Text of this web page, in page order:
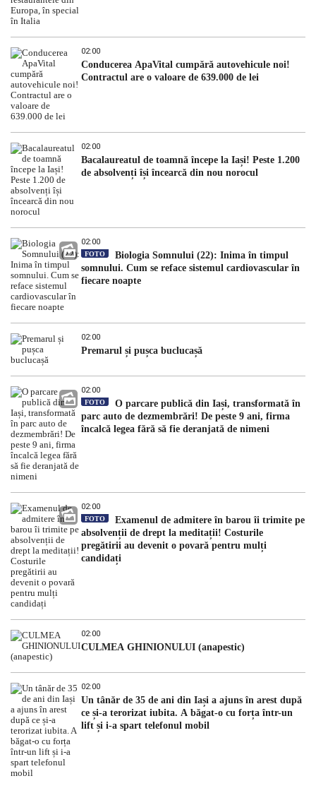
02:00
Conducerea ApaVital cumpără autovehicule noi!
Contractul are o valoare de 639.000 de lei
02:00
Bacalaureatul de toamnă începe la Iași! Peste 1.200
de absolvenți își încearcă din nou norocul
02:00
FOTO
Biologia Somnului (22): Inima în timpul
somnului. Cum se reface sistemul cardiovascular în
fiecare noapte
02:00
Premarul și pușca buclucașă
02:00
FOTO
O parcare publică din Iași, transformată în
parc auto de dezmembrări! De peste 9 ani, firma
încalcă legea fără să fie deranjată de nimeni
02:00
FOTO
Examenul de admitere în barou îi trimite pe
absolvenții de drept la meditații! Costurile
pregătirii au devenit o povară pentru mulți
candidați
02:00
CULMEA GHINIONULUI (anapestic)
02:00
Un tânăr de 35 de ani din Iași a ajuns în arest după
ce și-a terorizat iubita. A băgat-o cu forța într-un
lift și i-a spart telefonul mobil